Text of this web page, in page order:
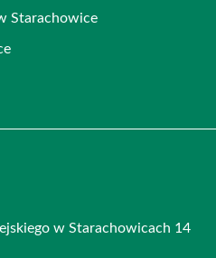
Starachowice
w Starachowicach 14